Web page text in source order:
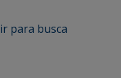
ir para busca